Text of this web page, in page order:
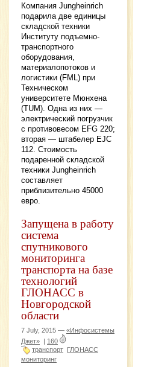
Компания Jungheinrich
подарила две единицы
складской техники
Институту подъемно-
транспортного
оборудования,
материалопотоков и
логистики (FML) при
Техническом
университете Мюнхена
(TUM). Одна из них —
электрический погрузчик
с противовесом EFG 220;
вторая — штабелер EJC
112. Стоимость
подаренной складской
техники Jungheinrich
составляет
приблизительно 45000
евро.
Запущена в работу
система
спутникового
мониторинга
транспорта на базе
технологий
ГЛОНАСС в
Новгородской
области
7 July, 2015 — «Инфосистемы
Джет»
160
транспорт
ГЛОНАСС
мониторинг